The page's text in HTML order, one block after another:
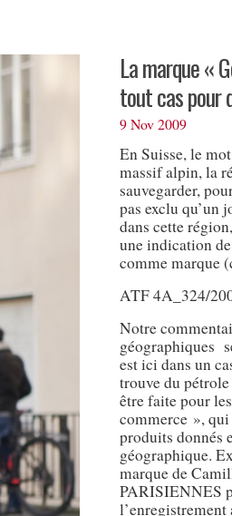
La marque «
tout cas pour
9 Nov 2009
En Suisse, le
massif alpin, la
sauvegarder,
pas exclu qu’un
dans cette
une indication
comme marque
ATF 4A_324/
Notre
géographiques
est ici dans un
trouve du
être faite pour
commerce »,
produits donnés
géographique.
marque de
PARISIENNES